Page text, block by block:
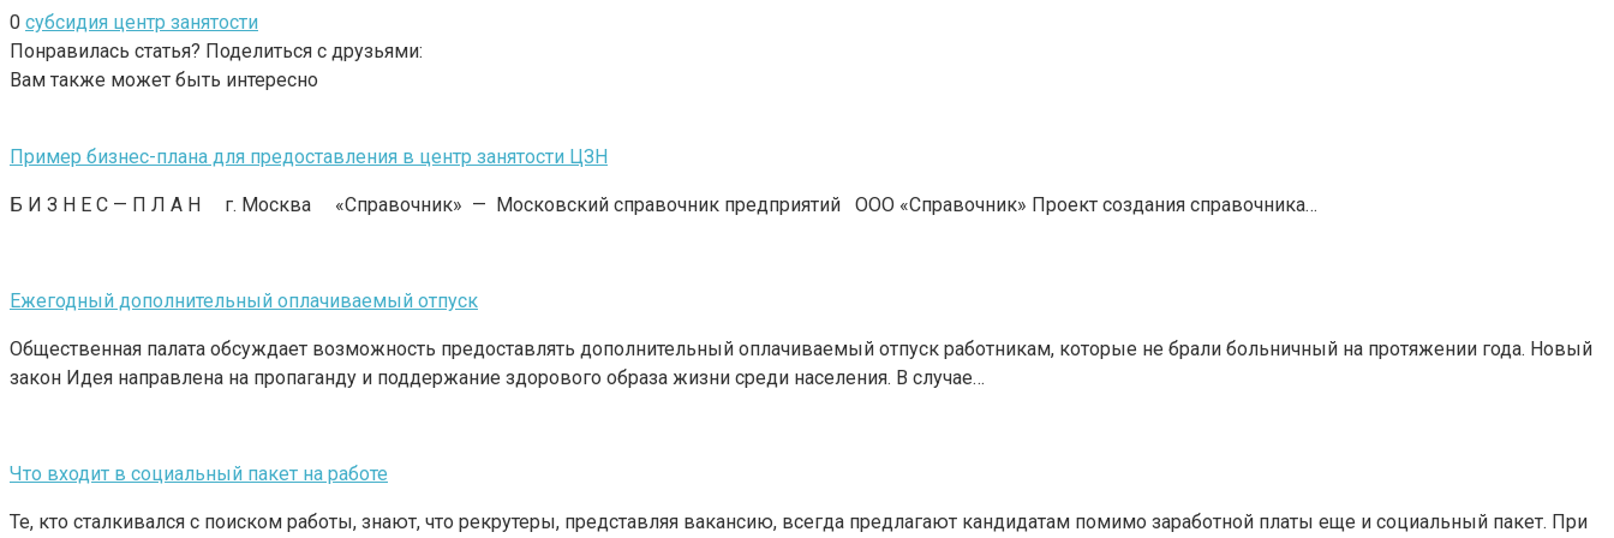
0 субсидия центр занятости
Понравилась статья? Поделиться с друзьями:
Вам также может быть интересно
Пример бизнес-плана для предоставления в центр занятости ЦЗН
Б И З Н Е С — П Л А Н г. Москва «Справочник» — Московский справочник предприятий ООО «Справочник» Проект создания справочника…
Ежегодный дополнительный оплачиваемый отпуск
Общественная палата обсуждает возможность предоставлять дополнительный оплачиваемый отпуск работникам, которые не брали больничный на протяжении года. Новый
закон Идея направлена на пропаганду и поддержание здорового образа жизни среди населения. В случае…
Что входит в социальный пакет на работе
Те, кто сталкивался с поиском работы, знают, что рекрутеры, представляя вакансию, всегда предлагают кандидатам помимо заработной платы еще и социальный пакет. При